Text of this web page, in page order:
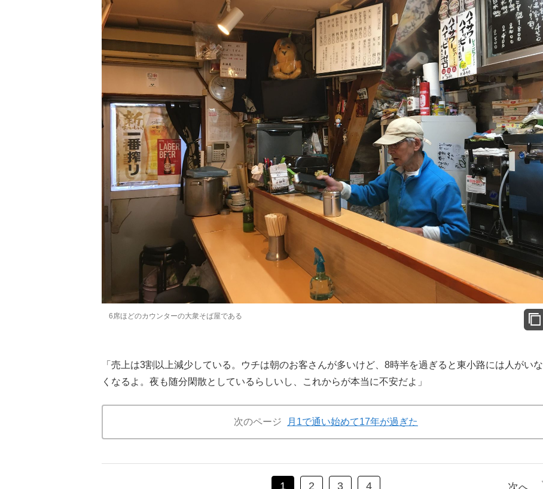
6席ほどのカウンターの大衆そば屋である
「売上は3割以上減少している。ウチは朝のお客さんが多いけど、8時半を過ぎると東小路には人がいな
くなるよ。夜も随分閑散としているらしいし、これからが本当に不安だよ」
次のページ 月1で通い始めて17年が過ぎた
1 2 3 4